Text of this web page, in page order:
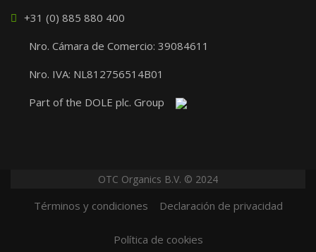
+31 (0) 885 880 400
Nro. Cámara de Comercio: 39084611
Nro. IVA: NL812756514B01
Part of the DOLE plc. Group
OTC Organics B.V. © 2024
Términos y condiciones Declaración de privacidad
Política de cookies